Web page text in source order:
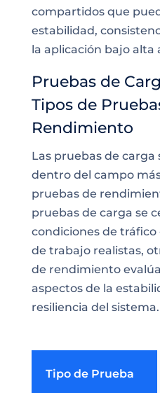
compartidos que
estabilidad,
la aplicación bajo
Pruebas de
Tipos de
Rendimiento
Las pruebas de
dentro del campo
pruebas de
pruebas de carga se
condiciones de tráfico
de trabajo realistas,
de rendimiento
aspectos de la
resiliencia del sistema.
Tipo de Prueba